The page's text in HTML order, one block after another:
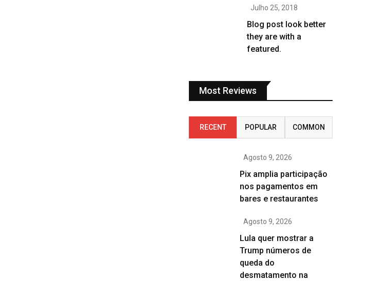
Julho 25, 2018
Blog post look better
they are with a
featured.
Most Reviews
RECENT POPULAR COMMON
Agosto 9, 2026
Pix amplia participação
nos pagamentos em
bares e restaurantes
Agosto 9, 2026
Lula quer mostrar a
Trump números de
queda do
desmatamento na